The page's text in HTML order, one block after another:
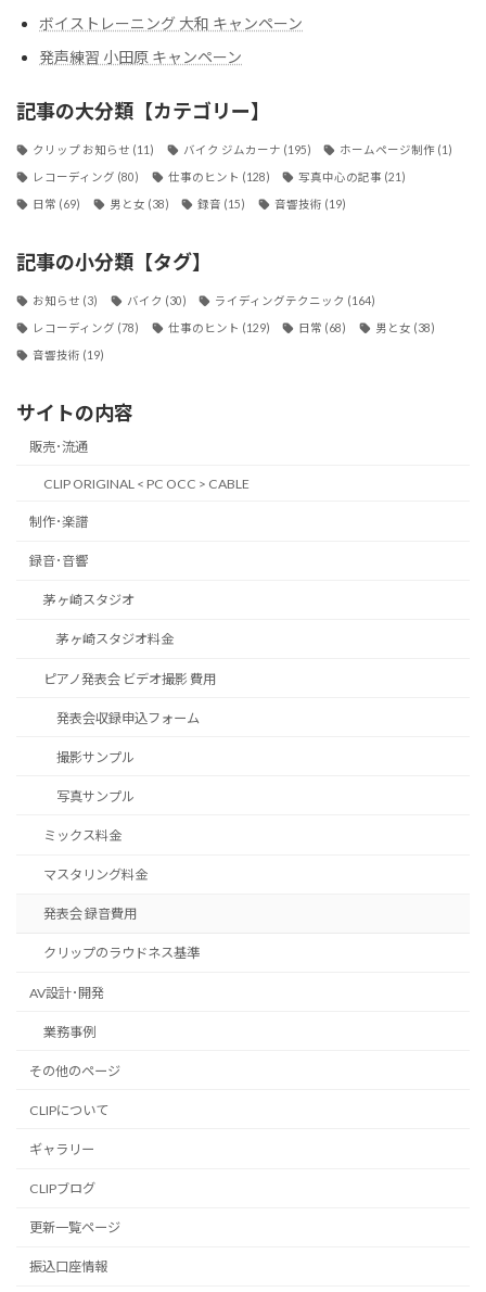
ボイストレーニング 大和 キャンペーン
発声練習 小田原 キャンペーン
記事の大分類【カテゴリー】
クリップ お知らせ (11) バイク ジムカーナ (195) ホームページ制作 (1)
レコーディング (80) 仕事のヒント (128) 写真中心の記事 (21)
日常 (69) 男と女 (38) 録音 (15) 音響技術 (19)
記事の小分類【タグ】
お知らせ (3) バイク (30) ライディングテクニック (164)
レコーディング (78) 仕事のヒント (129) 日常 (68) 男と女 (38)
音響技術 (19)
サイトの内容
販売･流通
CLIP ORIGINAL < PC OCC > CABLE
制作･楽譜
録音･音響
茅ヶ崎スタジオ
茅ヶ崎スタジオ料金
ピアノ発表会 ビデオ撮影 費用
発表会収録申込フォーム
撮影サンプル
写真サンプル
ミックス料金
マスタリング料金
発表会 録音費用
クリップのラウドネス基準
AV設計･開発
業務事例
その他のページ
CLIPについて
ギャラリー
CLIPブログ
更新一覧ページ
振込口座情報